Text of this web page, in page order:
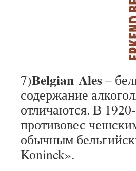
7)Belgian Ales–
содержание
отличаются. В
противовес
обычным
Koninck».